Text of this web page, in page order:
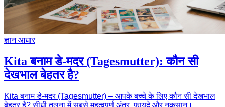
ज्ञान आधार
Kita बनाम डे-मदर (Tagesmutter): कौन सी
देखभाल बेहतर है?
Kita बनाम डे-मदर (Tagesmutter) – आपके बच्चे के लिए कौन सी देखभाल
बेहतर है? सीधी तुलना में सबसे महत्वपूर्ण अंतर, फायदे और नुकसान।